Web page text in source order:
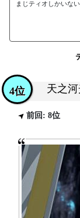
まじティオしかいな
天之
4位
前回: 8位